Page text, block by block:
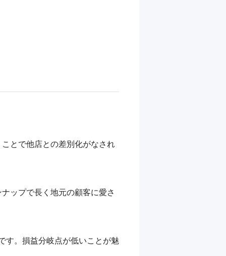
とで他店との差別化がなされ
ップで長く地元の顧客に愛さ
す。損益分岐点が低いことが魅